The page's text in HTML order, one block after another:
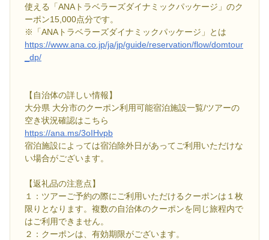
使える「ANAトラベラーズダイナミックパッケージ」のク
ーポン15,000点分です。
※「ANAトラベラーズダイナミックパッケージ」とは
https://www.ana.co.jp/ja/jp/guide/reservation/flow/domtour
_dp/
【自治体の詳しい情報】
大分県 大分市のクーポン利用可能宿泊施設一覧/ツアーの
空き状況確認はこちら
https://ana.ms/3oIHvpb
宿泊施設によっては宿泊除外日があってご利用いただけな
い場合がございます。
【返礼品の注意点】
１：ツアーご予約の際にご利用いただけるクーポンは１枚
限りとなります。複数の自治体のクーポンを同じ旅程内で
はご利用できません。
２：クーポンは、有効期限がございます。